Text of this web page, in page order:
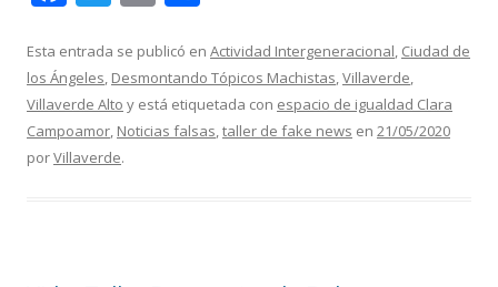
e
b
o
o
itt
er
ai
l
m
p
ar
Esta entrada se publicó en Actividad Intergeneracional, Ciudad de
los Ángeles, Desmontando Tópicos Machistas,Villaverde,
Villaverde Alto y está etiquetada con espacio de igualdad Clara
Campoamor, Noticias falsas,taller de fake news en 21/05/2020
porVillaverde.